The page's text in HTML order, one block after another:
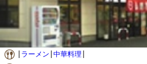
ラーメン 中華料理